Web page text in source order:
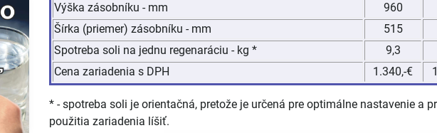
Výška zásobníku - mm
960
Šírka (priemer) zásobníku - mm
515
Spotreba soli na jednu regenaráciu - kg *
9,3
Cena zariadenia s DPH
1.340,-€
* - spotreba soli je orientačná, pretože je určená pre optimálne nastavenie a
použitia zariadenia líšiť.